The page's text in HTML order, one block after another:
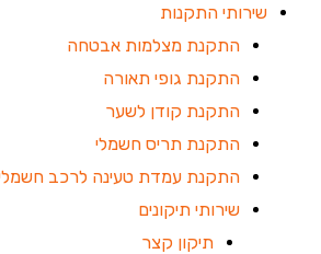
שירותי התקנות
התקנת מצלמות אבטחה
התקנת גופי תאורה
התקנת קודן לשער
התקנת תריס חשמלי
התקנת עמדת טעינה לרכב חשמלי
שירותי תיקונים
תיקון קצר